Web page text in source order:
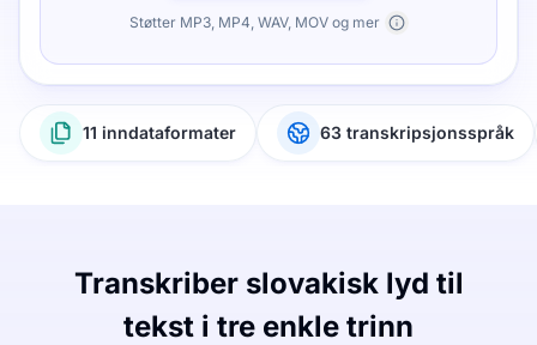
Støtter MP3, MP4, WAV, MOV og mer
11 inndataformater 63 transkripsjonsspråk
Transkriber slovakisk lyd til
tekst i tre enkle trinn